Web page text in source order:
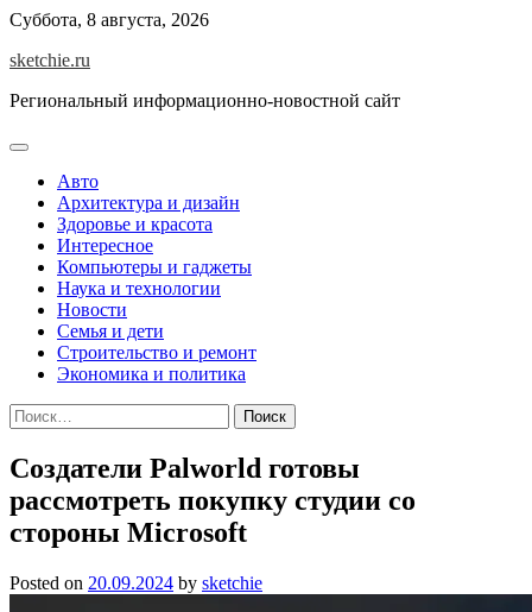
Skip
content
Суббота, 8 августа, 2026
sketchie.ru
Региональный информационно-новостной сайт
Авто
Архитектура и дизайн
Здоровье и красота
Интересное
Компьютеры и гаджеты
Наука и технологии
Новости
Семья и дети
Строительство и ремонт
Экономика и политика
Найти:
Создатели Palworld готовы
рассмотреть покупку студии со
стороны Microsoft
Posted on 20.09.2024 by sketchie